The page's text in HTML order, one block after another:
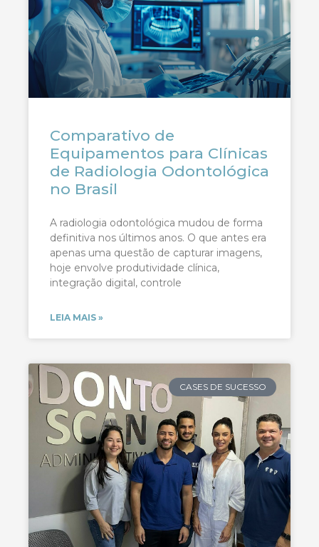
Comparativo de
Equipamentos para Clínicas
de Radiologia Odontológica
no Brasil
A radiologia odontológica mudou de forma
definitiva nos últimos anos. O que antes era
apenas uma questão de capturar imagens,
hoje envolve produtividade clínica,
integração digital, controle
LEIA MAIS »
CASES DE SUCESSO